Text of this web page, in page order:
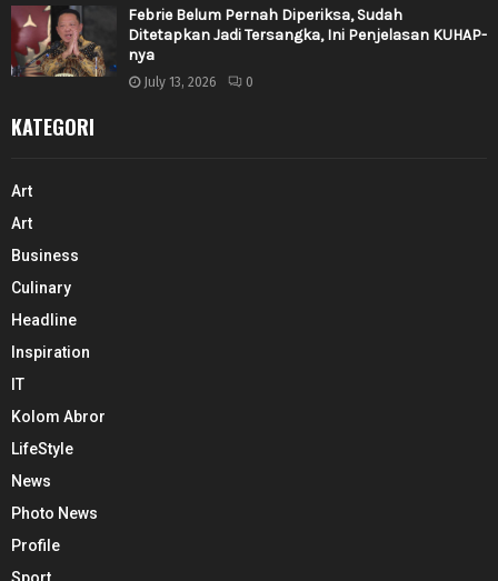
Febrie Belum Pernah Diperiksa, Sudah
Ditetapkan Jadi Tersangka, Ini Penjelasan KUHAP-
nya
July 13, 2026 0
KATEGORI
Art
Art
Business
Culinary
Headline
Inspiration
IT
Kolom Abror
LifeStyle
News
Photo News
Profile